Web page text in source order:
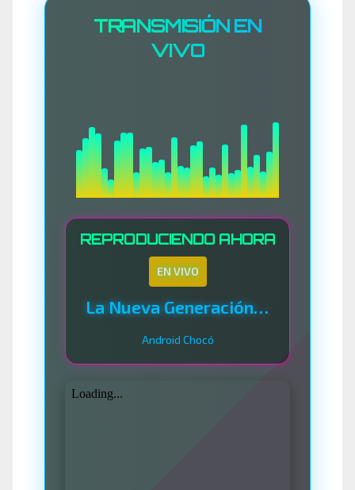
TRANSMISIÓN EN
VIVO
REPRODUCIENDO AHORA
EN VIVO
La Nueva Generación Del Sistema
Android Chocó